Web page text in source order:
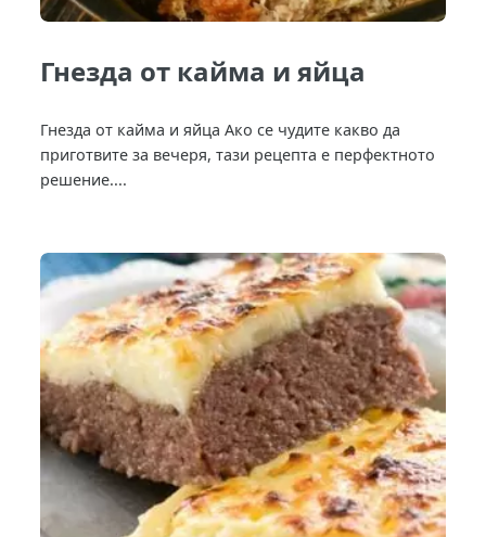
Гнезда от кайма и яйца
Гнезда от кайма и яйца Ако се чудите какво да
приготвите за вечеря, тази рецепта е перфектното
решение....